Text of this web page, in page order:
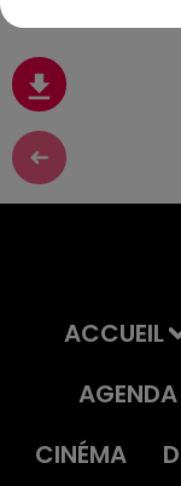
ACCUEIL
AGENDA
CINÉMA